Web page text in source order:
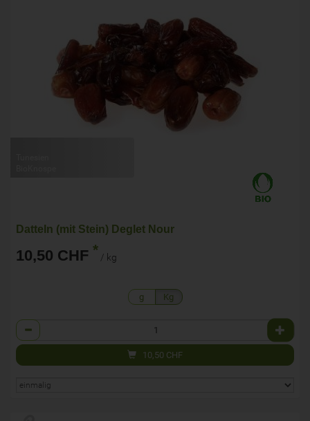
Datteln (mit Stein) Deglet Nour
10,50 CHF * / kg
g Kg
Anzahl
10,50 CHF